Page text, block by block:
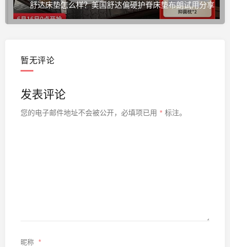
舒达床垫怎么样？美国舒达偏硬护脊床垫布朗试用分享
暂无评论
发表评论
您的电子邮件地址不会被公开， 必填项已用 * 标注。
昵称 *